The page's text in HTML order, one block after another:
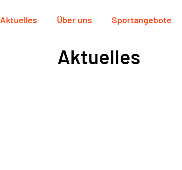
Aktuelles Über uns Sportangebote
Aktuelles